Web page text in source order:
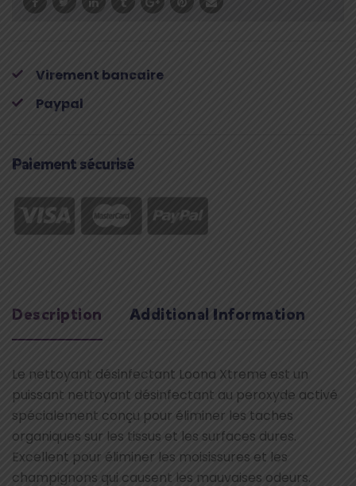
XTRÊME
Virement bancaire
Paypal
Paiement sécurisé
Description Additional Information
Le nettoyant désinfectant Loona Xtreme est un
puissant nettoyant désinfectant au peroxyde activé
spécialement conçu pour éliminer les taches
organiques sur les tissus et les surfaces dures.
Excellent pour éliminer les moisissures et les
champignons qui causent les mauvaises odeurs.